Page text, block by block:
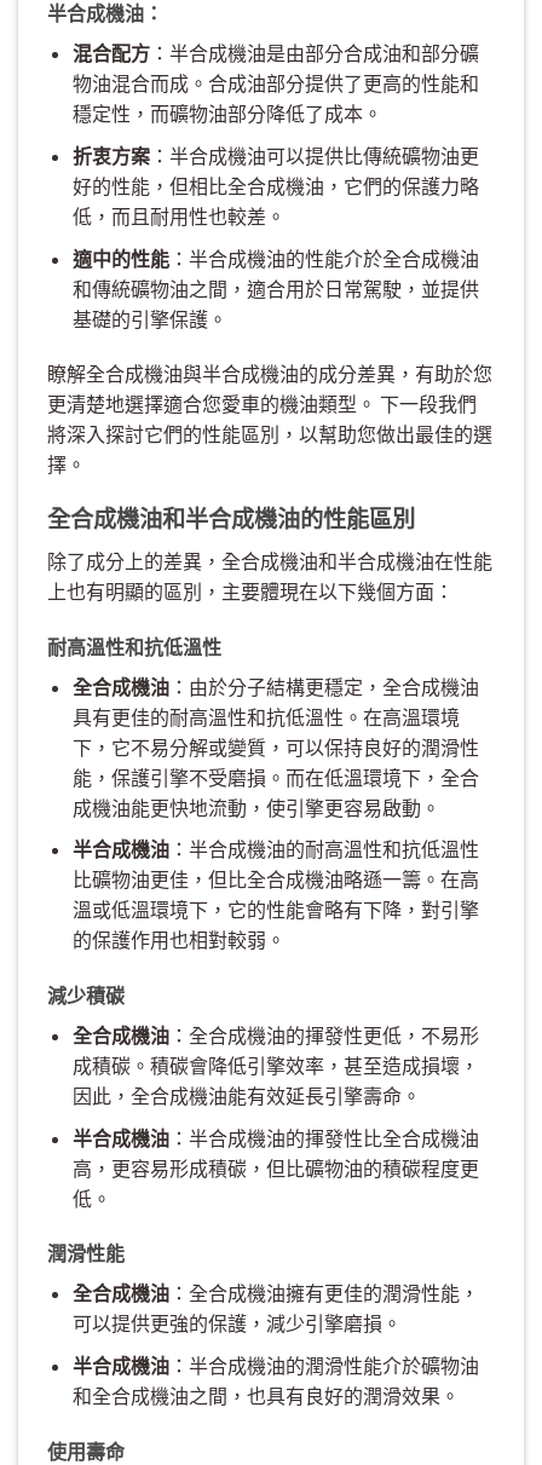
半合成機油：
混合配方：半合成機油是由部分合成油和部分礦
物油混合而成。合成油部分提供了更高的性能和
穩定性，而礦物油部分降低了成本。
折衷方案：半合成機油可以提供比傳統礦物油更
好的性能，但相比全合成機油，它們的保護力略
低，而且耐用性也較差。
適中的性能：半合成機油的性能介於全合成機油
和傳統礦物油之間，適合用於日常駕駛，並提供
基礎的引擎保護。
瞭解全合成機油與半合成機油的成分差異，有助於您
更清楚地選擇適合您愛車的機油類型。 下一段我們
將深入探討它們的性能區別，以幫助您做出最佳的選
擇。
全合成機油和半合成機油的性能區別
除了成分上的差異，全合成機油和半合成機油在性能
上也有明顯的區別，主要體現在以下幾個方面：
耐高溫性和抗低溫性
全合成機油：由於分子結構更穩定，全合成機油
具有更佳的耐高溫性和抗低溫性。在高溫環境
下，它不易分解或變質，可以保持良好的潤滑性
能，保護引擎不受磨損。而在低溫環境下，全合
成機油能更快地流動，使引擎更容易啟動。
半合成機油：半合成機油的耐高溫性和抗低溫性
比礦物油更佳，但比全合成機油略遜一籌。在高
溫或低溫環境下，它的性能會略有下降，對引擎
的保護作用也相對較弱。
減少積碳
全合成機油：全合成機油的揮發性更低，不易形
成積碳。積碳會降低引擎效率，甚至造成損壞，
因此，全合成機油能有效延長引擎壽命。
半合成機油：半合成機油的揮發性比全合成機油
高，更容易形成積碳，但比礦物油的積碳程度更
低。
潤滑性能
全合成機油：全合成機油擁有更佳的潤滑性能，
可以提供更強的保護，減少引擎磨損。
半合成機油：半合成機油的潤滑性能介於礦物油
和全合成機油之間，也具有良好的潤滑效果。
使用壽命